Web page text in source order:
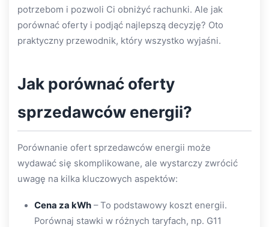
potrzebom i pozwoli Ci obniżyć rachunki. Ale jak
porównać oferty i podjąć najlepszą decyzję? Oto
praktyczny przewodnik, który wszystko wyjaśni.
Jak porównać oferty
sprzedawców energii?
Porównanie ofert sprzedawców energii może
wydawać się skomplikowane, ale wystarczy zwrócić
uwagę na kilka kluczowych aspektów:
Cena za kWh – To podstawowy koszt energii.
Porównaj stawki w różnych taryfach, np. G11